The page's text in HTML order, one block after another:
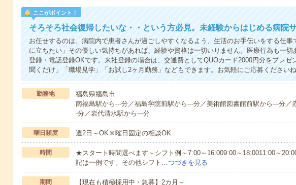
ここがポイント！
そろそろ社会復帰したいな・・という方必見。未経験からはじめる病院
お任せするのは、病院内で患者さんが過ごしやすくなるよう、生活のお手伝いをする仕事
に立ちたい」その優しい気持ちがあれば、経験や資格は一切いりません。医療行為も一切
登録・電話登録OKです。来社登録の場合は、交通費としてQUOカード2000円分をプレゼ
聞くだけ」「職場見学」「お試し2ヶ月勤務」などもできます。お気軽にご応募くださいね
勤務地
福島県福島市
南福島駅から---分／福島学院前駅から---分／美術館図書館前駅から---分／
-分／岩代清水駅から---分
曜日頻度 週2日～OK※曜日固定の相談OK
時間
★スタート時間選べます～シフト例～7:00～16:009:00～18:0011:00～
記は一例です。その他シフト…つづきを見る
期間 【現在も積極採用中・急募】2カ月～